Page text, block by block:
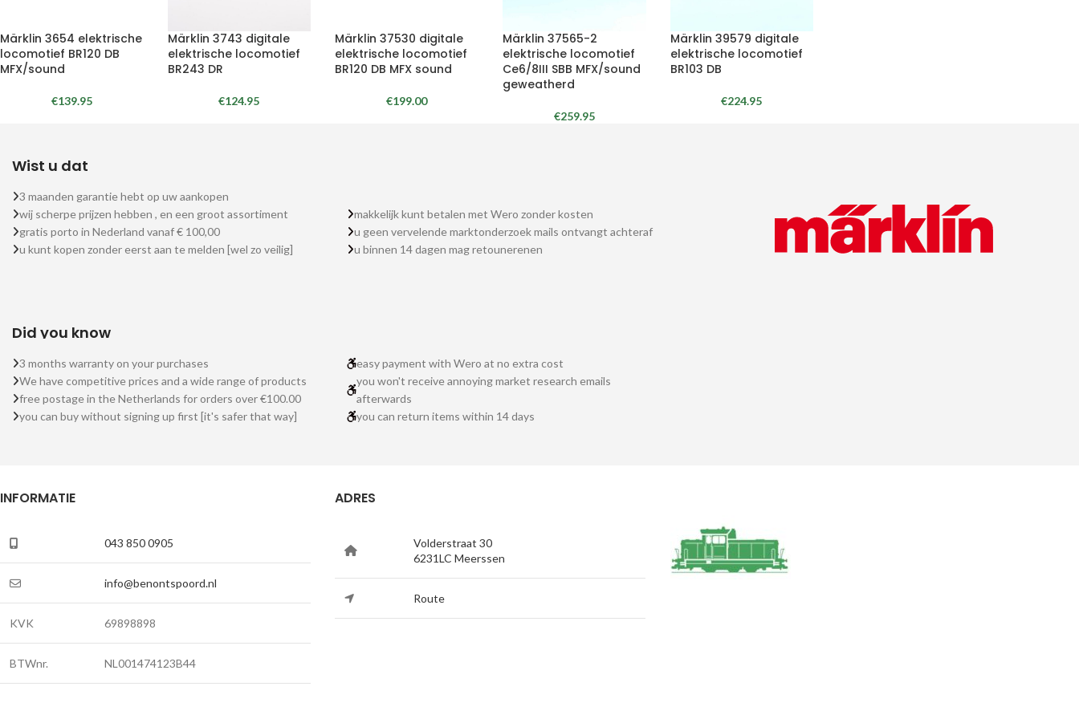
Märklin 3654 elektrische
locomotief BR120 DB
MFX/sound
€139.95
Märklin 3743 digitale
elektrische locomotief
BR243 DR
€124.95
Märklin 37530 digitale
elektrische locomotief
BR120 DB MFX sound
€199.00
Märklin 37565-2
elektrische locomotief
Ce6/8III SBB MFX/sound
geweatherd
€259.95
Märklin 39579 digitale
elektrische locomotief
BR103 DB
€224.95
Wist u dat
3 maanden garantie hebt op uw aankopen
wij scherpe prijzen hebben , en een groot assortiment
gratis porto in Nederland vanaf € 100,00
u kunt kopen zonder eerst aan te melden [wel zo veilig]
makkelijk kunt betalen met Wero zonder kosten
u geen vervelende marktonderzoek mails ontvangt achteraf
u binnen 14 dagen mag retounerenen
Did you know
3 months warranty on your purchases
We have competitive prices and a wide range of products
free postage in the Netherlands for orders over €100.00
you can buy without signing up first [it's safer that way]
easy payment with Wero at no extra cost
you won't receive annoying market research emails
afterwards
you can return items within 14 days
INFORMATIE
043 850 0905
info@benontspoord.nl
KVK 69898898
BTWnr. NL001474123B44
ADRES
Volderstraat 30
6231LC Meerssen
Route